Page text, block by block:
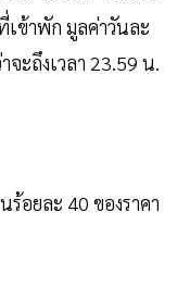
เข้าพัก มูลค่าวันละ
ะถึงเวลา 23.59 น.
ร้อยละ 40 ของราคา